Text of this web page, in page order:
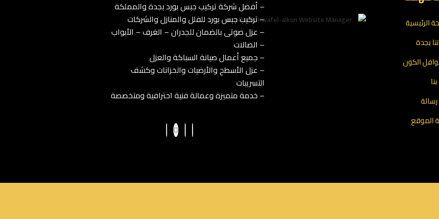
الرئيسية
بجدة
الكون
الموقع
– أفضل شركة تركيب جبس بورد بجدة والمملكة
– تركيب جبس بورد للفلل والمنازل والشركات
– عزل صوتى بالضمان للجدران – الغرف – الأبواب
– الصالات
– جميع أعمال صيانة السباكة والعزل
– عزل الأسطح والأرضيات والخزانات وكشف
التسريبات
– خدمة متميزة وعمالة فنية احترافية ومتخصصة